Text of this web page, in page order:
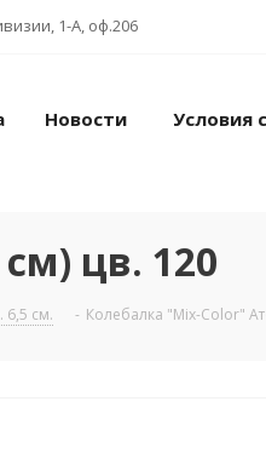
1-А, оф.206
Новости Условия
цв. 120
см. - Колебалка "Mix-Color"